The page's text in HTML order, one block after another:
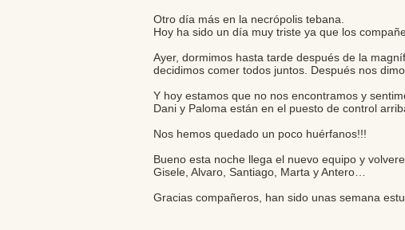
Otro día más en la necrópolis tebana.
Hoy ha sido un día muy triste ya que los
Ayer, dormimos hasta tarde después de la
decidimos comer todos juntos. Después nos
Y hoy estamos que no nos encontramos y
Dani y Paloma están en el puesto de control
Nos hemos quedado un poco huérfanos!!!
Bueno esta noche llega el nuevo equipo y
Gisele, Alvaro, Santiago, Marta y Antero…
Gracias compañeros, han sido unas semana